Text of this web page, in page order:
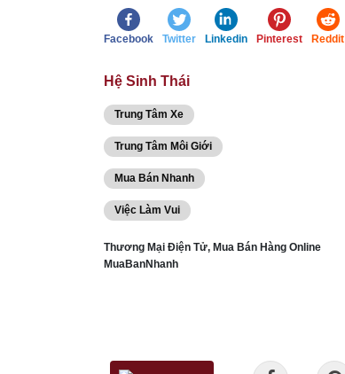
Facebook Twitter Linkedin Pinterest Reddit
Hệ Sinh Thái
Trung Tâm Xe
Trung Tâm Môi Giới
Mua Bán Nhanh
Việc Làm Vui
Thương Mại Điện Tử, Mua Bán Hàng Online
MuaBanNhanh